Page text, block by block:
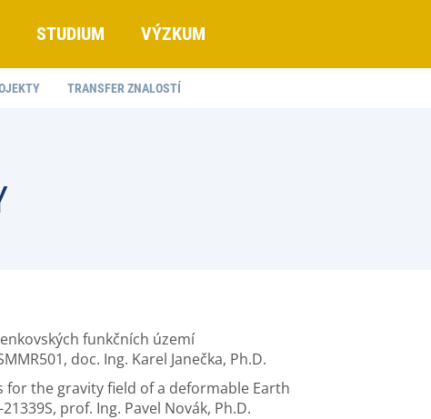
STUDIUM VÝZKUM
TRANSFER ZNALOSTÍ
funkčních území
doc. Ing. Karel Janečka, Ph.D.
the gravity field of a deformable Earth
prof. Ing. Pavel Novák, Ph.D.